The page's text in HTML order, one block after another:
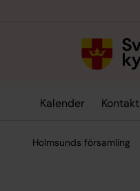
Kalender Kontakt
Holmsunds församling